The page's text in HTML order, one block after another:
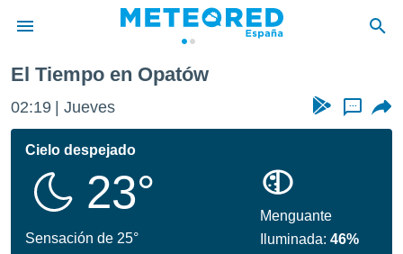
de
por
se
calidad.
a este
las
El Tiempo en Opatów
02:19 Jueves ...
Cielo despejado
23°
Sensación de 25°
Menguante
Iluminada:46%